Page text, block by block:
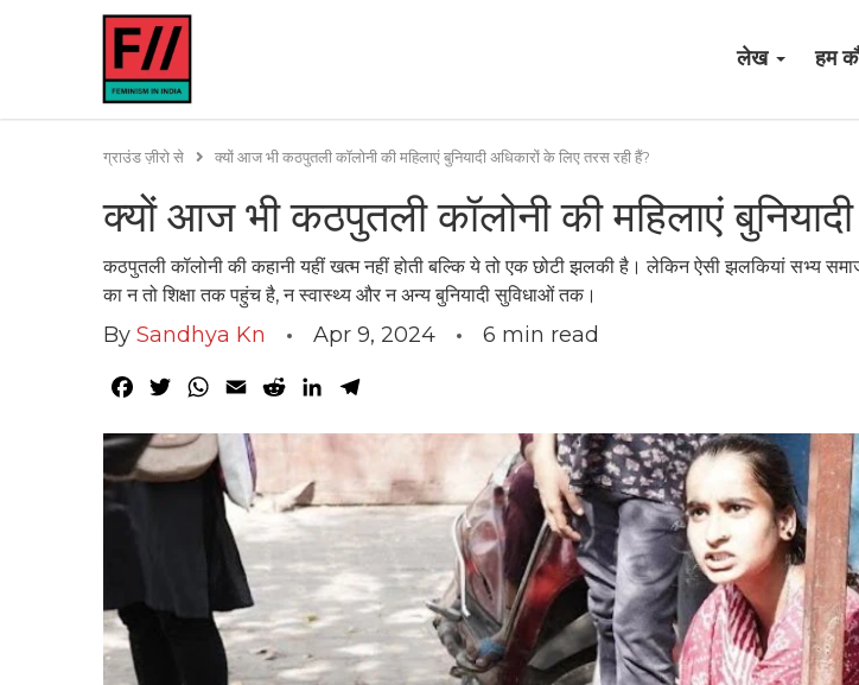
लेख हम
ग्राउंड ज़ीरो से क्यों आज भी कठपुतली कॉलोनी की महिलाएं बुनियादी अधिकारों के लिए तरस रही हैं?
क्यों आज भी कठपुतली कॉलोनी की महिलाएं
कठपुतली कॉलोनी की कहानी यहीं खत्म नहीं होती बल्कि ये तो एक छोटी झलकी है। लेकिन ऐसी झलकियां सभ्य
का न तो शिक्षा तक पहुंच है, न स्वास्थ्य और न अन्य बुनियादी सुविधाओं तक।
By Sandhya Kn Apr 9, 2024 6 min read
Facebook
TwitterWhatsApp
Email RedditLinkedIn